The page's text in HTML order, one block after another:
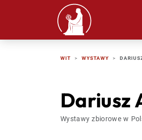
WIT WYSTAWY
Dariusz
Wystawy zbiorowe w